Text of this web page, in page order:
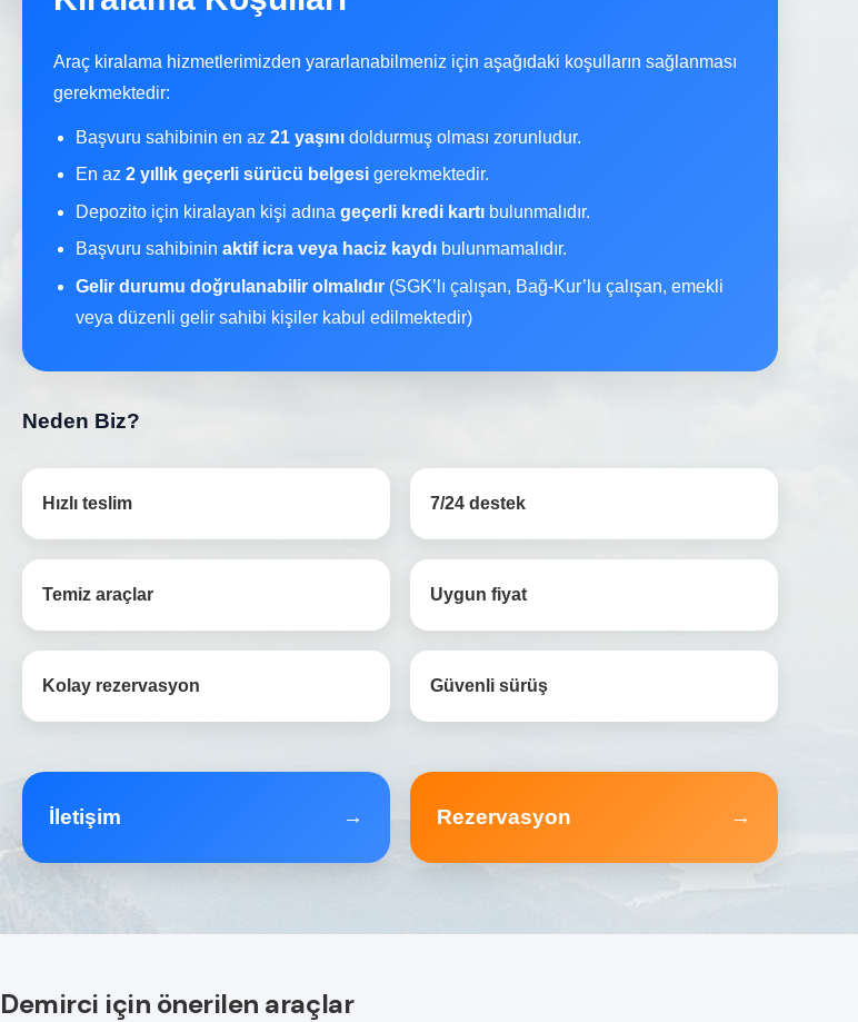
Araç kiralama hizmetlerimizden yararlanabilmeniz için aşağıdaki koşulların sağlanması
gerekmektedir:
Başvuru sahibinin en az 21 yaşını doldurmuş olması zorunludur.
En az 2 yıllık geçerli sürücü belgesi gerekmektedir.
Depozito için kiralayan kişi adına geçerli kredi kartı bulunmalıdır.
Başvuru sahibinin aktif icra veya haciz kaydı bulunmamalıdır.
Gelir durumu doğrulanabilir olmalıdır (SGK’lı çalışan, Bağ-Kur’lu çalışan, emekli
veya düzenli gelir sahibi kişiler kabul edilmektedir)
Neden Biz?
Hızlı teslim 7/24 destek
Temiz araçlar Uygun fiyat
Kolay rezervasyon Güvenli sürüş
İletişim → Rezervasyon →
Demirci için önerilen araçlar